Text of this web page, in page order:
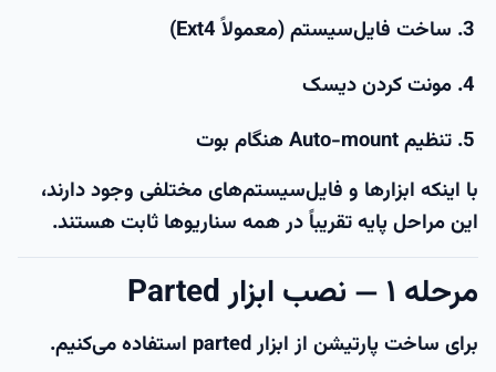
ساخت فایل‌سیستم (معمولاً Ext4)
مونت کردن دیسک
تنظیم Auto-mount هنگام بوت
با اینکه ابزارها و فایل‌سیستم‌های مختلفی وجود دارند،
این مراحل پایه تقریباً در همه سناریوها ثابت هستند.
مرحله ۱ — نصب ابزار Parted
برای ساخت پارتیشن از ابزارparted استفاده می‌کنیم.